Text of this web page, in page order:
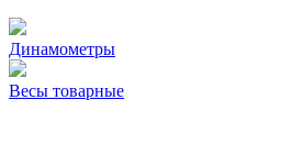
Динамометры
Весы товарные